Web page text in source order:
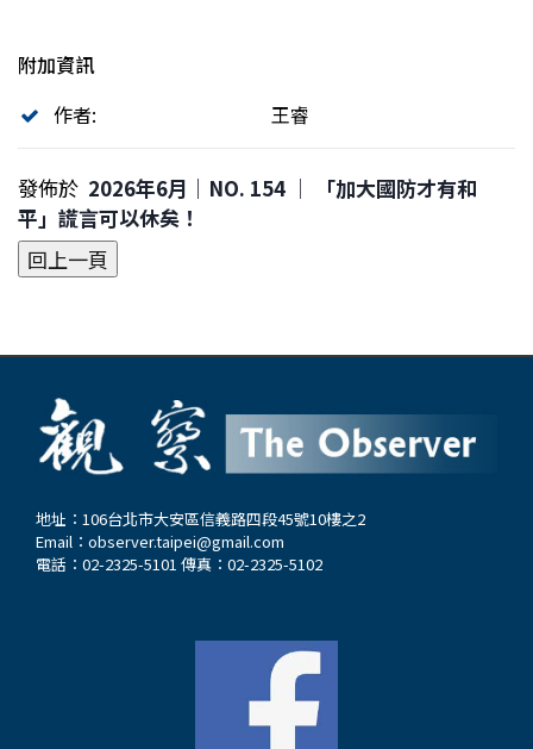
附加資訊
作者:
王睿
發佈於 2026年6月｜NO. 154 │ 「加大國防才有和
平」謊言可以休矣！
地址：106台北市大安區信義路四段45號10樓之2
Email： observer.taipei@gmail.com
電話：02-2325-5101 傳真：02-2325-5102